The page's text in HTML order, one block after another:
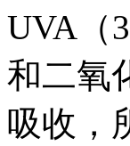
UVA（
和二氧
吸收，